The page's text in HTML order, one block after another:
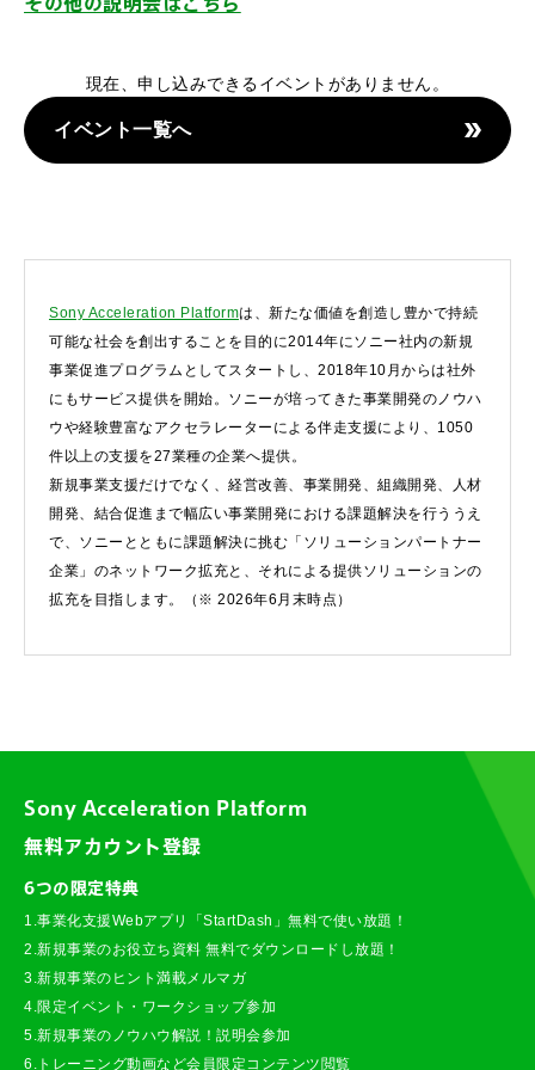
現在、申し込みできるイベントがありません。
イベント一覧へ
Sony Acceleration Platformは、新たな価値を創造し豊かで持続
可能な社会を創出することを目的に2014年にソニー社内の新規
事業促進プログラムとしてスタートし、2018年10月からは社外
にもサービス提供を開始。ソニーが培ってきた事業開発のノウハ
ウや経験豊富なアクセラレーターによる伴走支援により、1050
件以上の支援を27業種の企業へ提供。
新規事業支援だけでなく、経営改善、事業開発、組織開発、人材
開発、結合促進まで幅広い事業開発における課題解決を行ううえ
で、ソニーとともに課題解決に挑む「ソリューションパートナー
企業」のネットワーク拡充と、それによる提供ソリューションの
拡充を目指します。（※ 2026年6月末時点）
Sony Acceleration Platform
無料アカウント登録
6つの限定特典
1.事業化支援Webアプリ「StartDash」無料で使い放題！
2.新規事業のお役立ち資料 無料でダウンロードし放題！
3.新規事業のヒント満載メルマガ
4.限定イベント・ワークショップ参加
5.新規事業のノウハウ解説！説明会参加
6.トレーニング動画など会員限定コンテンツ閲覧